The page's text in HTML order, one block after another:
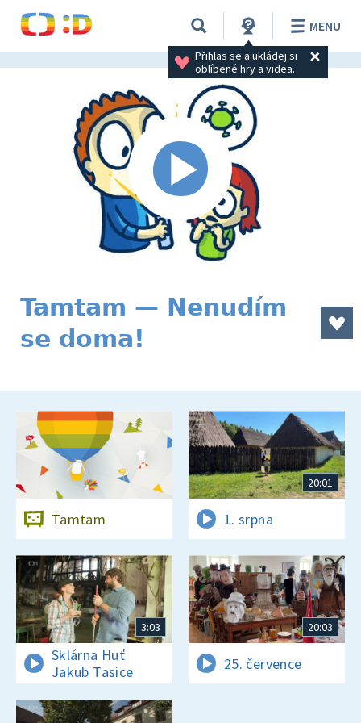
Přihlas se a ukládej si
oblíbené hry a videa.
MENU
Tamtam — Nenudím
se doma!
Tamtam
20:01
1. srpna
3:03
Sklárna Huť
Jakub Tasice
20:03
25. července